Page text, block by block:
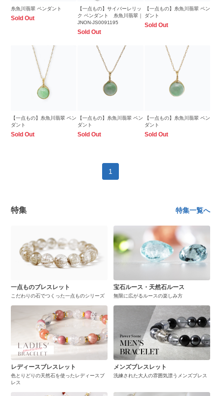
糸魚川翡翠 ペンダント
Sold Out
【一点もの】サイバーレリッ
ク ペンダント 糸魚川翡翠｜
JNON-JS0091195
Sold Out
【一点もの】糸魚川翡翠 ペン
ダント
Sold Out
【一点もの】糸魚川翡翠 ペン
ダント
Sold Out
【一点もの】糸魚川翡翠 ペン
ダント
Sold Out
【一点もの】糸魚川翡翠 ペン
ダント
Sold Out
1
特集 特集一覧へ
一点ものブレスレット
こだわりの石でつくった一点ものシリーズ
宝石ルース・天然石ルース
無限に広がるルースの楽しみ方
レディースブレスレット
色とりどりの天然石を使ったレディースブ
レス
メンズブレスレット
洗練された大人の雰囲気漂うメンズブレス